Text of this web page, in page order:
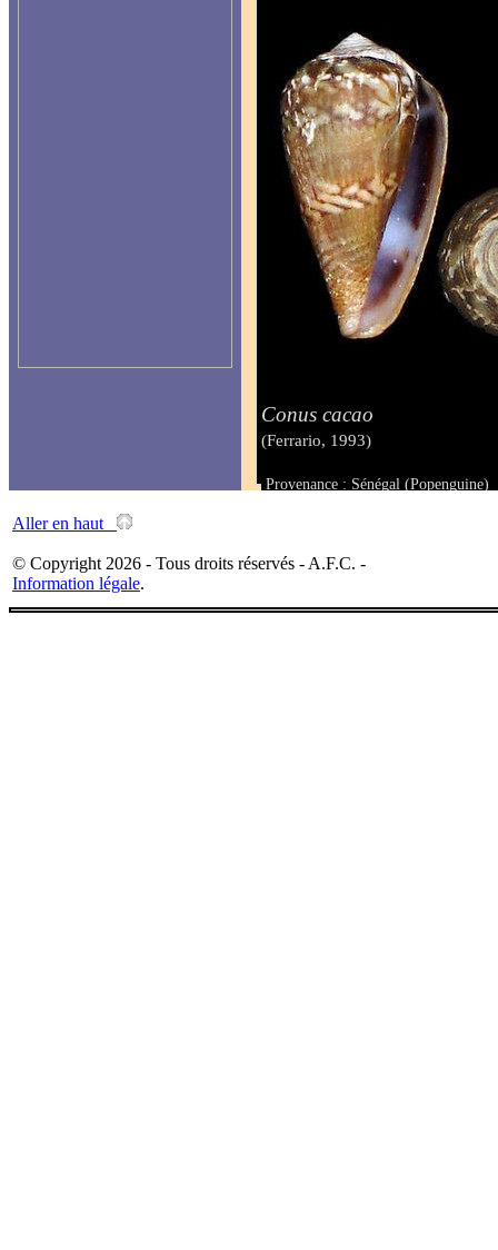
Conus cacao
(Ferrario, 1993)
Provenance : Sénégal (Popenguine)
Aller en haut
© Copyright 2026 - Tous droits réservés - A.F.C. -
Information légale.